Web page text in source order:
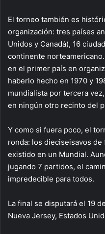
El torneo también es
organización: tres países
Unidos y Canadá), 16
continente
en el primer país en
haberlo hecho en 1970 y
mundialista por tercera
en ningún otro recinto del
Y como si fuera poco, el
ronda: los dieciseisavos
existido en un Mundial.
jugando 7 partidos, el
impredecible para todos.
La final se disputará el 19
Nueva Jersey, Estados